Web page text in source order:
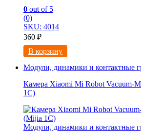
0 out of 5
(0)
SKU: 4014
360 ₽
В корзину
Модули, динамики и контактные
Камера Xiaomi Mi Robot Vacuum-
1C)
Модули, динамики и контактные